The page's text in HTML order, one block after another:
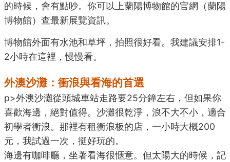
的時候，會有點吵。你可以上蘭陽博物館的官網（蘭陽
博物館）查最新展覽資訊。
博物館外面有水池和草坪，拍照很好看。我建議安排1-
2小時在這裡，慢慢看。
外澳沙灘：衝浪與看海的首選
p>外澳沙灘從頭城車站走路要25分鐘左右，但如果你
喜歡海邊，絕對值得。沙灘很乾淨，浪不大不小，適合
初學者衝浪。那裡有租衝浪板的店，一小時大概200
元，我試過一次，挺好玩的。
海邊有咖啡廳，坐著看海很愜意。但太陽大的時候，記